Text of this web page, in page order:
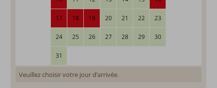
17 18 19 20 21 22 23
24 25 26 27 28 29 30
31
Veuillez choisir votre jour d’arrivée.